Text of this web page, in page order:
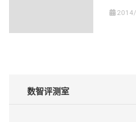
数智评测室